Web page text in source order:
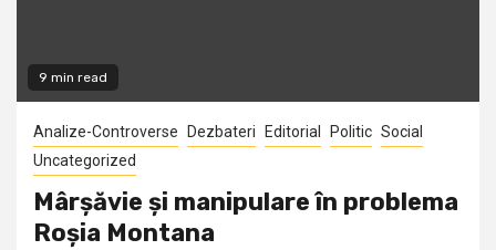
9 min read
Analize-Controverse Dezbateri Editorial Politic Social
Uncategorized
Mârșăvie și manipulare în problema
Roșia Montana